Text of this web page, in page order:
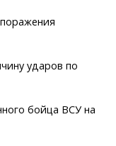
ударов по
бойца ВСУ на